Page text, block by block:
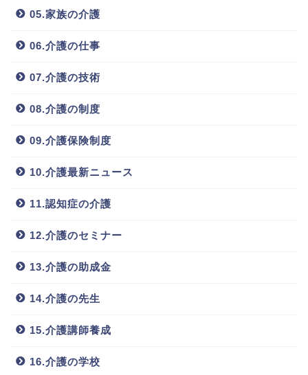
05.家族の介護
06.介護の仕事
07.介護の技術
08.介護の制度
09.介護保険制度
10.介護最新ニュース
11.認知症の介護
12.介護のセミナー
13.介護の助成金
14.介護の先生
15.介護講師養成
16.介護の学校